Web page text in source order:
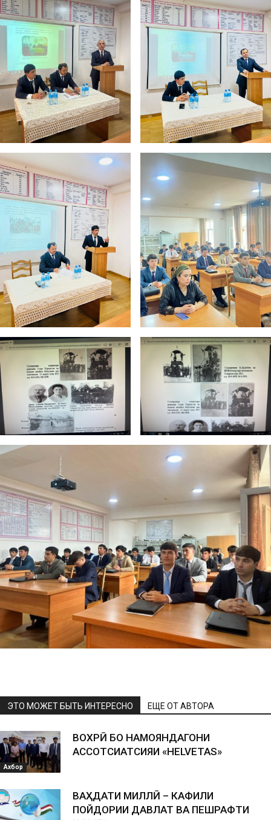
ЭТО МОЖЕТ БЫТЬ ИНТЕРЕСНО ЕЩЕ ОТ АВТОРА
Ахбор
ВОХӮРӢ БО НАМОЯНДАГОНИ
АССОТСИАТСИЯИ «HELVETAS»
ВАҲДАТИ МИЛЛӢ – КАФИЛИ
ПОЙДОРИИ ДАВЛАТ ВА ПЕШРАФТИ